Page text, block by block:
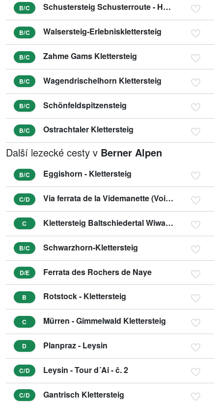
B/C Schustersteig Schusterroute - Höher Göll
B/C Walsersteig-Erlebnisklettersteig
B/C Zahme Gams Klettersteig
B/C Wagendrischelhorn Klettersteig
B/C Schönfeldspitzensteig
B/C Ostrachtaler Klettersteig
Další lezecké cesty v Berner Alpen
B/C Eggishorn - Klettersteig
C/D Via ferrata de la Videmanette (Voie 3)
C Klettersteig Baltschiedertal Wiwanni
B/C Schwarzhorn-Klettersteig
D/E Ferrata des Rochers de Naye
B Rotstock - Klettersteig
C Mürren - Gimmelwald Klettersteig
D Planpraz - Leysin
C/D Leysin - Tour d´Ai - č. 2
C/D Gantrisch Klettersteig